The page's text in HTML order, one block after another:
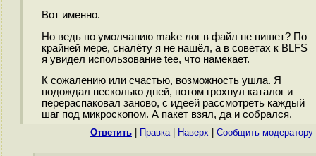
Вот именно.
Но ведь по умолчанию make лог в файл не пишет? По
крайней мере, сналёту я не нашёл, а в советах к BLFS
я увидел использование tee, что намекает.
К сожалению или счастью, возможность ушла. Я
подождал несколько дней, потом грохнул каталог и
перераспаковал заново, с идеей рассмотреть каждый
шаг под микроскопом. А пакет взял, да и собрался.
Ответить Правка| Наверх Cообщить модератору